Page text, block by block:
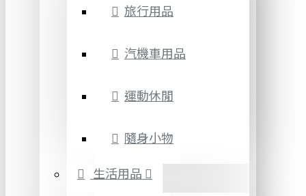
旅行用品
汽機車用品
運動休閒
隨身小物
生活用品